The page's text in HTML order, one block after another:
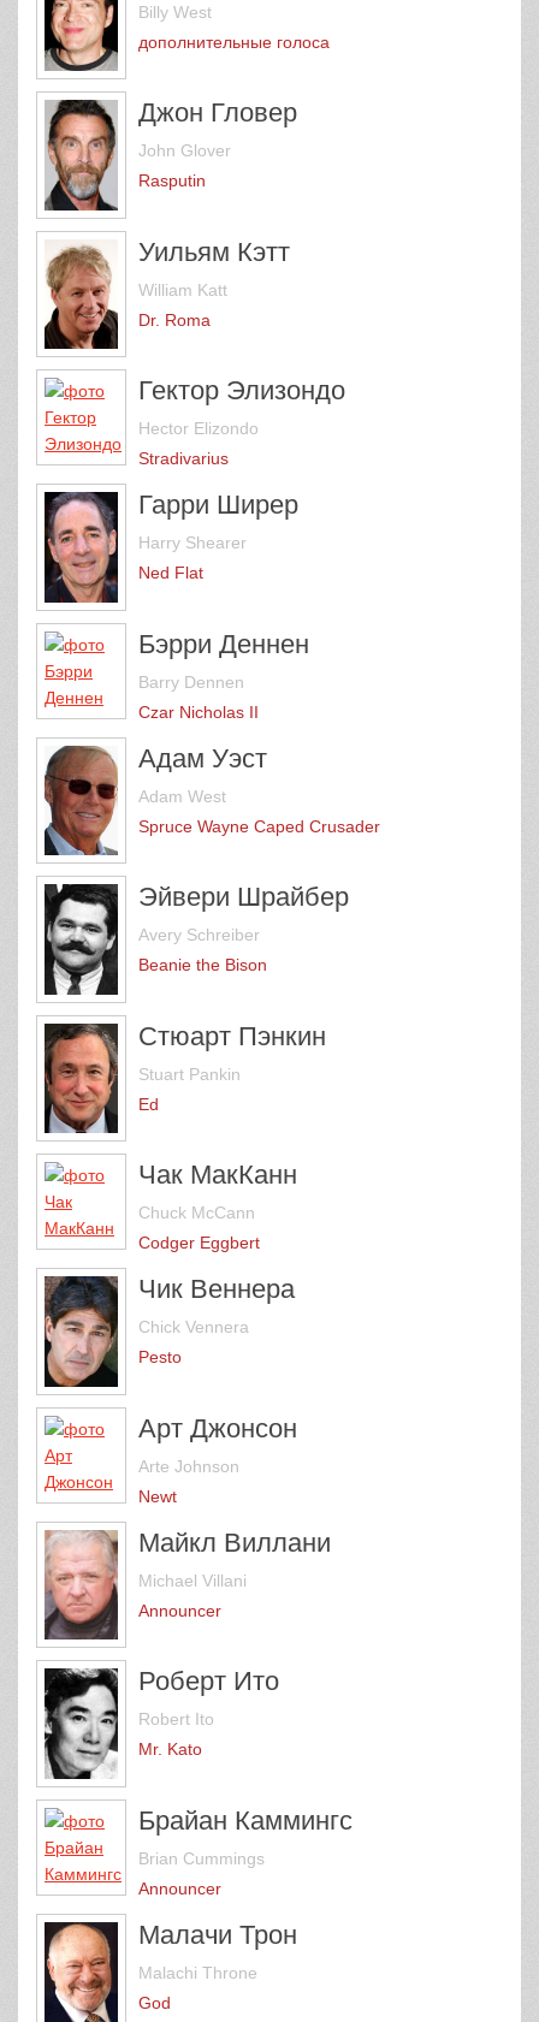
Billy West
дополнительные голоса
Джон Гловер
John Glover
Rasputin
Уильям Кэтт
William Katt
Dr. Roma
Гектор Элизондо
Hector Elizondo
Stradivarius
Гарри Ширер
Harry Shearer
Ned Flat
Бэрри Деннен
Barry Dennen
Czar Nicholas II
Адам Уэст
Adam West
Spruce Wayne Caped Crusader
Эйвери Шрайбер
Avery Schreiber
Beanie the Bison
Стюарт Пэнкин
Stuart Pankin
Ed
Чак МакКанн
Chuck McCann
Codger Eggbert
Чик Веннера
Chick Vennera
Pesto
Арт Джонсон
Arte Johnson
Newt
Майкл Виллани
Michael Villani
Announcer
Роберт Ито
Robert Ito
Mr. Kato
Брайан Каммингс
Brian Cummings
Announcer
Малачи Трон
Malachi Throne
God